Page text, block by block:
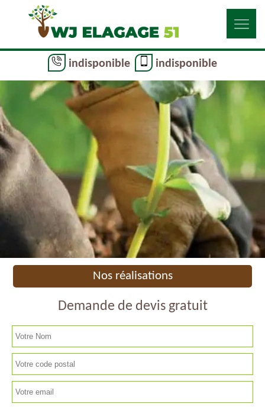
indisponible indisponible
Nos réalisations
Demande de devis gratuit